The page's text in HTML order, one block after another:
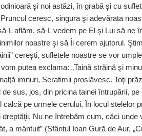
şi noi astăzi, în grabă şi cu
ceresc, singura şi adevărata
L aflăm, să-L vedem pe El şi Lui să ne
noastre şi să Îi cerem ajutorul.
cereşti, sufletele noastre se vor
putea exclama: „Taină străină şi
imnuri, Serafimii proslăvesc. Toţi
sus, jos, din pricina tainei întrupării,
calcă pe urmele cerului. În locul stelelor
Nu ne întrebăm cum, căci
a mântuit” (Sfântul Ioan Gură de Aur,